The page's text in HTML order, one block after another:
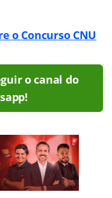
o Concurso CNU
o canal do